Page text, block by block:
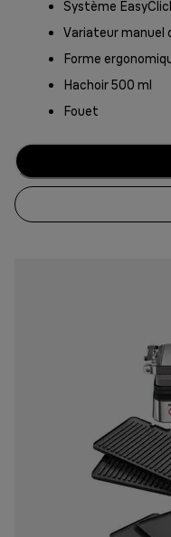
Système
Variateur manuel
Forme
Hachoir 500 ml
Fouet